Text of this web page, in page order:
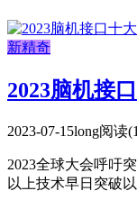
新精奇
2023脑机接
2023-07-15long阅读
2023全球大会呼吁
以上技术早日突破